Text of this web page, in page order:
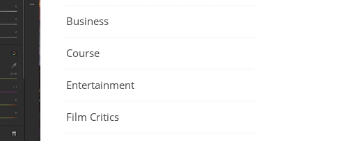
Business
Course
Entertainment
Film Critics